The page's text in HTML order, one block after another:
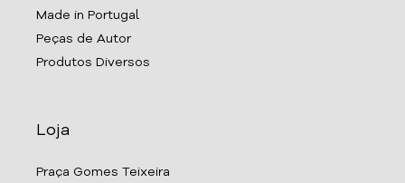
Made in Portugal
Peças de Autor
Produtos Diversos
Loja
Praça Gomes Teixeira